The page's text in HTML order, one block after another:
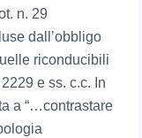
n. 29
dall’obbligo
riconducibili
e ss. c.c. In
a “…contrastare